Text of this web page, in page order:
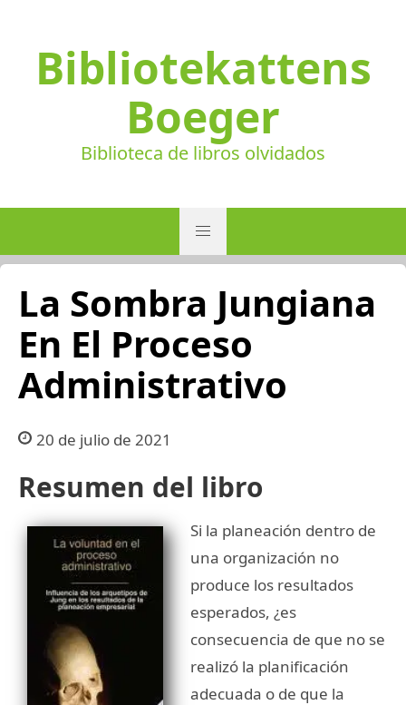
Bibliotekattens
Boeger
Biblioteca de libros olvidados
La Sombra Jungiana
En El Proceso
Administrativo
20 de julio de 2021
Resumen del libro
Si la planeación dentro de
una organización no
produce los resultados
esperados, ¿es
consecuencia de que no se
realizó la planificación
adecuada o de que la